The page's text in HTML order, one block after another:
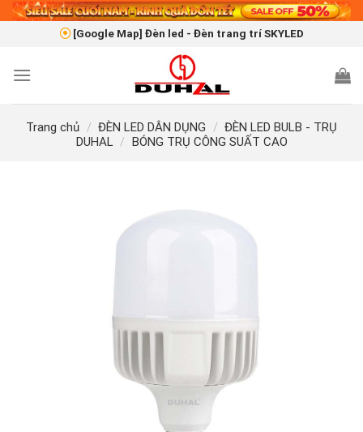
Skip
[Google Map] Đèn led - Đèn trang trí SKYLED
Trang chủ / ĐÈN LED DÂN DỤNG / ĐÈN LED BULB - TRỤ
DUHAL / BÓNG TRỤ CÔNG SUẤT CAO